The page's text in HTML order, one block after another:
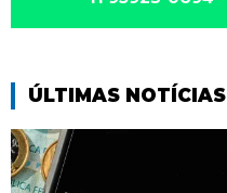
ÚLTIMAS NOTÍCIAS